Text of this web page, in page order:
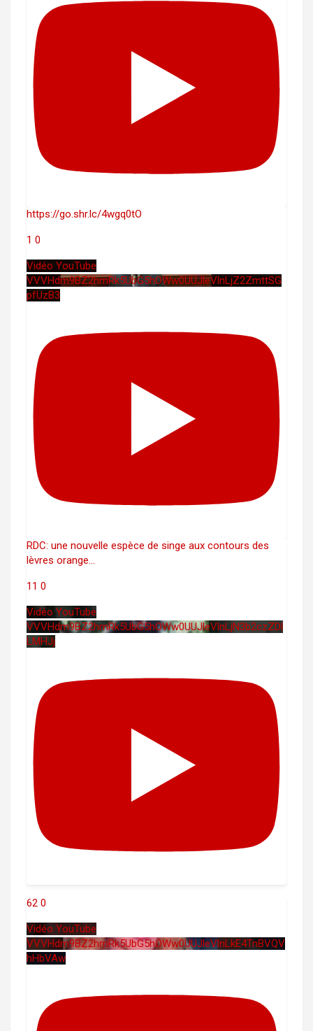
https://go.shr.lc/4wgq0tO
1 0
Vidéo YouTube
VVVHdm9BZ2hmRk5UbG5hOWw0UUJleVlnLjZ2ZmttSG
pfUzB3
RDC: une nouvelle espèce de singe aux contours des
lèvres orange...
11 0
Vidéo YouTube
VVVHdm9BZ2hmRk5UbG5hOWw0UUJleVlnLjN3b2czZDl
LMHJj
62 0
Vidéo YouTube
VVVHdm9BZ2hmRk5UbG5hOWw0UUJleVlnLkE4TnBVQV
hHbVAw